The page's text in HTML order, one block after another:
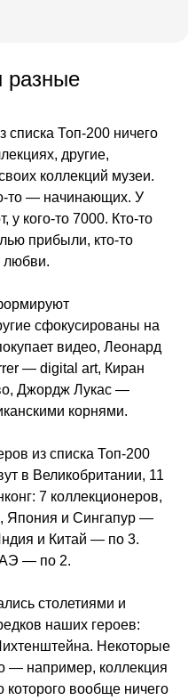
разные
списка Топ-200 ничего
другие,
коллекций музеи.
то — начинающих. У
у кого-то 7000. Кто-то
прибыли, кто-то
любви.
сфокусированы на
видео, Леонард
— digital art, Киран
Джордж Лукас —
корнями.
из списка Топ-200
в Великобритании, 11
7 коллекционеров,
Япония и Сингапур —
и Китай — по 3.
— по 2.
столетиями и
наших героев:
Некоторые
— например, коллекция
вообще ничего